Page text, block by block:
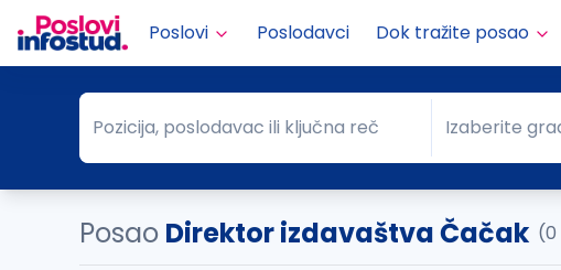
Poslovi Poslodavci Dok tražite posao
Pozicija, poslodavac ili ključna reč
Pozicija, poslodavac ili ključna reč Grad
Izaberite
Posao Direktor izdavaštva Čačak